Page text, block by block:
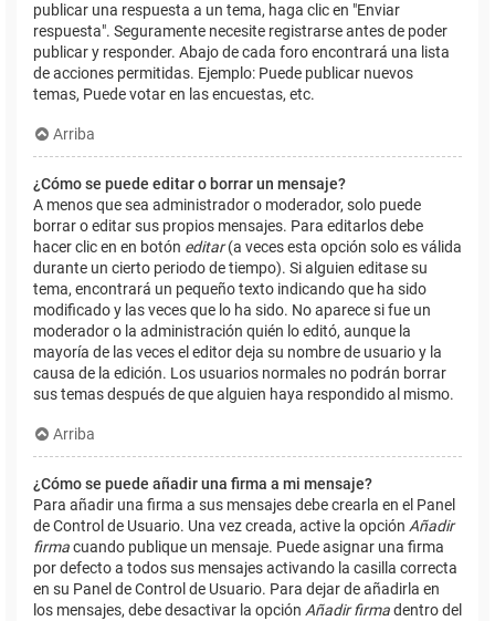
publicar una respuesta a un tema, haga clic en "Enviar
respuesta". Seguramente necesite registrarse antes de poder
publicar y responder. Abajo de cada foro encontrará una lista
de acciones permitidas. Ejemplo: Puede publicar nuevos
temas, Puede votar en las encuestas, etc.
Arriba
¿Cómo se puede editar o borrar un mensaje?
A menos que sea administrador o moderador, solo puede
borrar o editar sus propios mensajes. Para editarlos debe
hacer clic en en botón editar(a veces esta opción solo es válida
durante un cierto periodo de tiempo). Si alguien editase su
tema, encontrará un pequeño texto indicando que ha sido
modificado y las veces que lo ha sido. No aparece si fue un
moderador o la administración quién lo editó, aunque la
mayoría de las veces el editor deja su nombre de usuario y la
causa de la edición. Los usuarios normales no podrán borrar
sus temas después de que alguien haya respondido al mismo.
Arriba
¿Cómo se puede añadir una firma a mi mensaje?
Para añadir una firma a sus mensajes debe crearla en el Panel
de Control de Usuario. Una vez creada, active la opción Añadir
firmacuando publique un mensaje. Puede asignar una firma
por defecto a todos sus mensajes activando la casilla correcta
en su Panel de Control de Usuario. Para dejar de añadirla en
los mensajes, debe desactivar la opción Añadir firmadentro del